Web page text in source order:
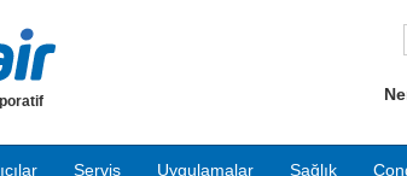
Servis Uygulamalar Sağlık